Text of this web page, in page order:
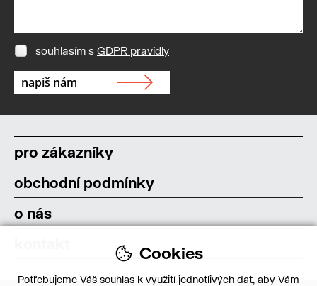
souhlasím s GDPR pravidly
pro zákazníky
obchodní podmínky
o nás
Cookies
Potřebujeme Váš souhlas k využití jednotlivých dat, aby Vám